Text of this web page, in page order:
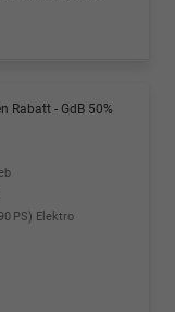
Rabatt - GdB 50%
PS) Elektro